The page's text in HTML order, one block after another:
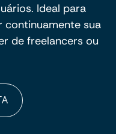
Ideal para
continuamente sua
de freelancers ou